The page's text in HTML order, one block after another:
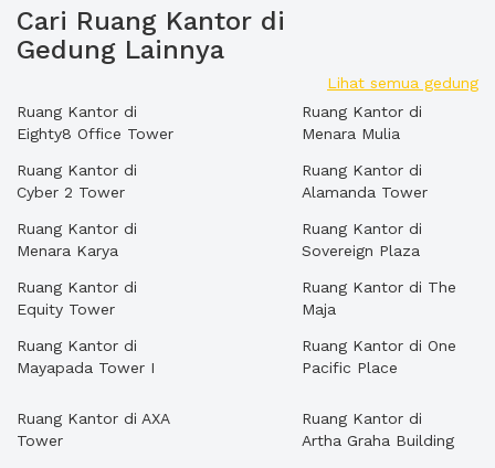
Cari Ruang Kantor di
Gedung Lainnya
Lihat semua gedung
Ruang Kantor di
Eighty8 Office Tower
Ruang Kantor di
Cyber 2 Tower
Ruang Kantor di
Menara Karya
Ruang Kantor di
Equity Tower
Ruang Kantor di
Mayapada Tower I
Ruang Kantor di
Menara Mulia
Ruang Kantor di
Alamanda Tower
Ruang Kantor di
Sovereign Plaza
Ruang Kantor di The
Maja
Ruang Kantor di One
Pacific Place
Ruang Kantor di AXA
Tower
Ruang Kantor di
Artha Graha Building